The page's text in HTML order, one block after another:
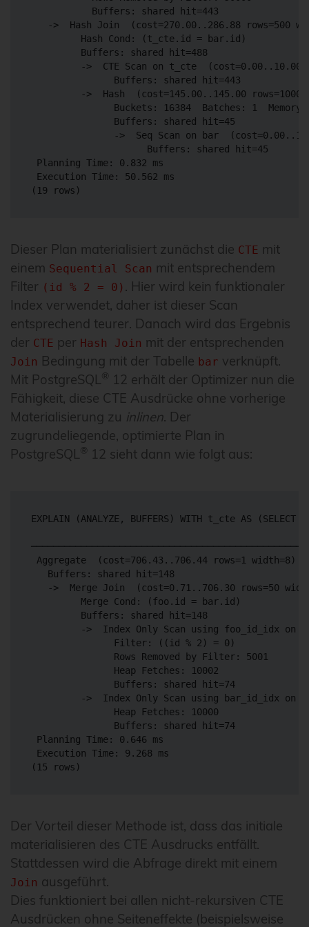
           Buffers: shared hit=443
->  Hash Join  (cost=270.00..286.88 rows=500
         Hash Cond: (t_cte.id = bar.id)
         Buffers: shared hit=488
->  CTE Scan on t_cte
               Buffers: shared hit=443
->  Hash  (cost=145.00..145.00
Buckets: 16384  Batches: 1  Memory
               Buffers: shared hit=45
->  Seq Scan on bar
                     Buffers: shared hit=45
Planning Time: 0.832 ms
Execution Time: 50.562 ms
Dieser Plan materialisiert zunächst die CTE mit
einem Sequential Scan mit entsprechendem
Filter (id % 2 = 0) . Hier wird kein funktionaler
Index verwendet, daher ist dieser Scan
entsprechend teurer. Danach wird das Ergebnis
der CTE per Hash Join mit der entsprechenden
Join Bedingung mit der Tabelle bar verknüpft.
Mit PostgreSQL ® 12 erhält der Optimizer nun die
Fähigkeit, diese CTE Ausdrücke ohne vorherige
Materialisierung zu inlinen. Der
zugrundeliegende, optimierte Plan in
PostgreSQL ® 12 sieht dann wie folgt aus:
EXPLAIN (ANALYZE, BUFFERS) WITH t_cte AS
Aggregate  (cost=706.43..706.44 rows=1 width=8)
   Buffers: shared hit=148
->  Merge Join  (cost=0.71..706.30 rows=50
         Merge Cond: (foo.id = bar.id)
         Buffers: shared hit=148
->  Index Only Scan using foo_id_idx on
               Filter: ((id % 2) = 0)
               Rows Removed by Filter: 5001
               Heap Fetches: 10002
               Buffers: shared hit=74
->  Index Only Scan using bar_id_idx on
               Heap Fetches: 10000
               Buffers: shared hit=74
Planning Time: 0.646 ms
Execution Time: 9.268 ms
Der Vorteil dieser Methode ist, dass das initiale
materialisieren des CTE Ausdrucks entfällt.
Stattdessen wird die Abfrage direkt mit einem
Join ausgeführt.
Dies funktioniert bei allen nicht-rekursiven CTE
Ausdrücken ohne Seiteneffekte (beispielsweise